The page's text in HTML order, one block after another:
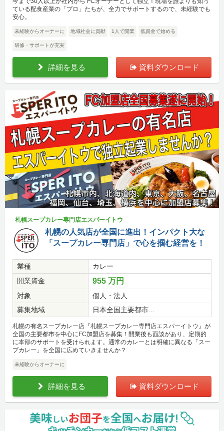
ている配食産業の「プロ」たちが、全力でサポートするので、未経験でも
安心。
未経験からオーナーに 地域社会に貢献 1人で開業 低資金で始める
研修・サポートが充実
詳細を見る 資料ダウンロード
札幌スープカレー専門店エスパーイトウ
札幌の人気店が全国に進出！インパクト大な
「スープカレー専門店」で心を掴む経営を！
業種
カレー
開業資金
955 万円
対象
個人・法人
募集地域
日本全国主要都市...
札幌の有名スープカレー店『札幌スープカレー専門店エスパーイトウ』が
全国の主要都市を中心にFC加盟店を募集！開業後も面談があり、定期的
に本部のサポートを受けられます。通常のカレーとは明確に異なる「スー
プカレー」を全国に広めていきませんか？
未経験からオーナーに
詳細を見る 資料ダウンロード